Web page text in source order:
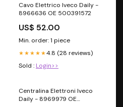
Cavo Elettrico Iveco Daily -
8966636 OE 500391572
US$ 52.00
Min. order: 1 piece
★★★★★4.8 (28 reviews)
Sold : Login>>
Centralina Elettroni Iveco
Daily - 8969979 OE